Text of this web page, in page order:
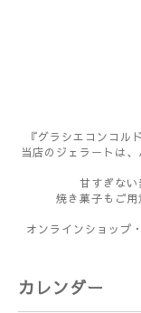
『グラシエコンコル
当店のジェラートは
甘すぎない
焼き菓子もご用
オンラインショップ
カレンダー